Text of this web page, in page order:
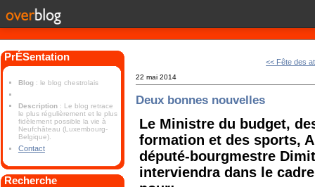
PrÉSentation
Blog : le blog chestrolais
Description : Le blog retrace
le plus régulièrement et le plus
fidèlement possible la vie à
Neufchâteau (Luxembourg-
Belgique).
Contact
Recherche
<< Fête des
22 mai 2014
Deux bonnes nouvelles
Le Ministre du budget,
formation et des sports,
député-bourgmestre
interviendra dans le